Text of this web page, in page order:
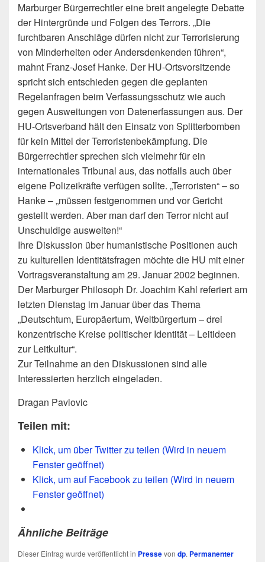
Marburger Bürgerrechtler eine breit angelegte Debatte
der Hintergründe und Folgen des Terrors. „Die
furchtbaren Anschläge dürfen nicht zur Terrorisierung
von Minderheiten oder Andersdenkenden führen“,
mahnt Franz-Josef Hanke. Der HU-Ortsvorsitzende
spricht sich entschieden gegen die geplanten
Regelanfragen beim Verfassungsschutz wie auch
gegen Ausweitungen von Datenerfassungen aus. Der
HU-Ortsverband hält den Einsatz von Splitterbomben
für kein Mittel der Terroristenbekämpfung. Die
Bürgerrechtler sprechen sich vielmehr für ein
internationales Tribunal aus, das notfalls auch über
eigene Polizeikräfte verfügen sollte. „Terroristen“ – so
Hanke – „müssen festgenommen und vor Gericht
gestellt werden. Aber man darf den Terror nicht auf
Unschuldige ausweiten!“
Ihre Diskussion über humanistische Positionen auch
zu kulturellen Identitätsfragen möchte die HU mit einer
Vortragsveranstaltung am 29. Januar 2002 beginnen.
Der Marburger Philosoph Dr. Joachim Kahl referiert am
letzten Dienstag im Januar über das Thema
„Deutschtum, Europäertum, Weltbürgertum – drei
konzentrische Kreise politischer Identität – Leitideen
zur Leitkultur“.
Zur Teilnahme an den Diskussionen sind alle
Interessierten herzlich eingeladen.
Dragan Pavlovic
Teilen mit:
Klick, um über Twitter zu teilen (Wird in neuem
Fenster geöffnet)
Klick, um auf Facebook zu teilen (Wird in neuem
Fenster geöffnet)
Ähnliche Beiträge
Dieser Eintrag wurde veröffentlicht in Pressevon dp. Permanenter